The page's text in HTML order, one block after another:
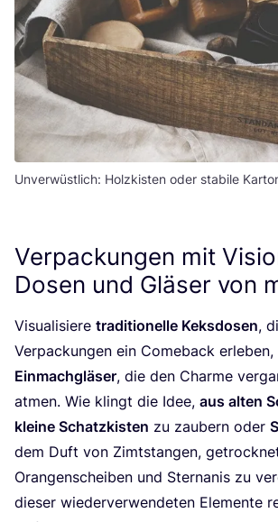
Unverwüstlich: Holzkisten oder stabile
Verpackungen mit
Dosen und Gläser von
Visua­li­sie­re tra­di­tio­nel­le Keks­do­sen,
Ver­pa­ckun­gen ein Come­back
Ein­mach­glä­ser, die den Charme
atmen. Wie klingt die Idee, aus alten
klei­ne Schatz­kis­ten zu zau­bern oder
dem Duft von Zimt­stan­gen,
Oran­gen­schei­ben und Stern­anis zu
die­ser wie­der­ver­wen­de­ten Ele­men­te